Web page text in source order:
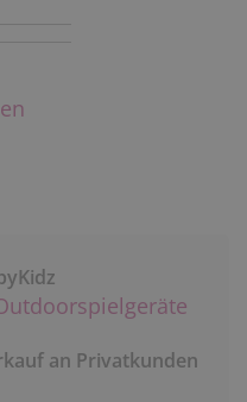
an Privatkunden